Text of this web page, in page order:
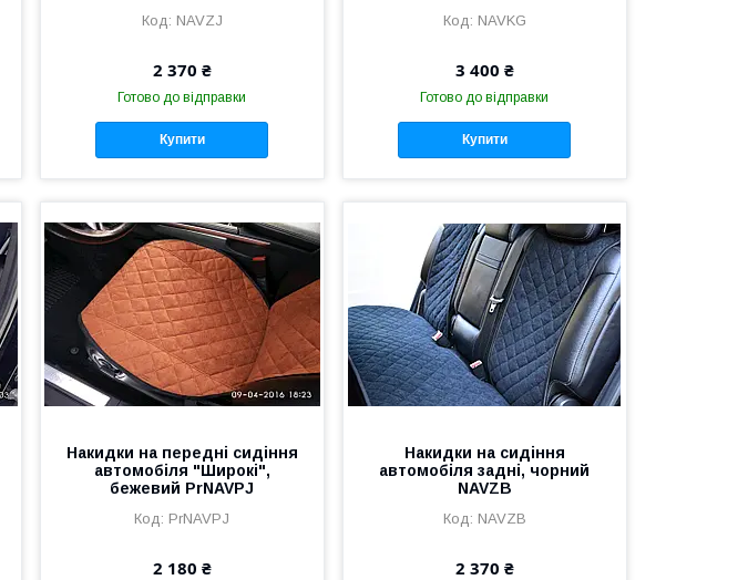
NAVZJ
2 370 ₴
Готово до відправки
Купити
NAVKG
3 400 ₴
Готово до відправки
Купити
Накидки на передні сидіння
автомобіля "Широкі",
бежевий PrNAVPJ
PrNAVPJ
2 180 ₴
Накидки на сидіння
автомобіля задні, чорний
NAVZB
NAVZB
2 370 ₴